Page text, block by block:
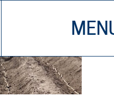
CHI SIAMO
EDDYBURG